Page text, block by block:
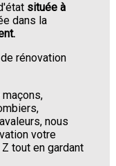
située à
dans la
rénovation
nous
votre
tout en gardant